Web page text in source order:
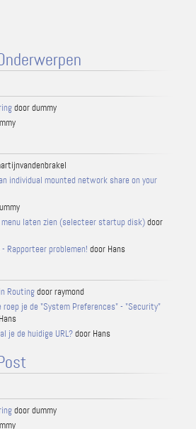
door dummy
individual mounted network share on your
laten zien (selecteer startup disk)door
Rapporteer problemen! door Hans
Routingdoor raymond
roep je de "System Preferences" - "Security"
je de huidige URL?door Hans
door dummy